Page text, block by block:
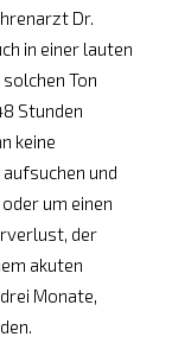
Dr.
in einer lauten
Ton
Stunden
keine
und
um einen
der
akuten
Monate,